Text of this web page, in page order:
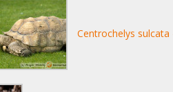
Centrochelys sulcata